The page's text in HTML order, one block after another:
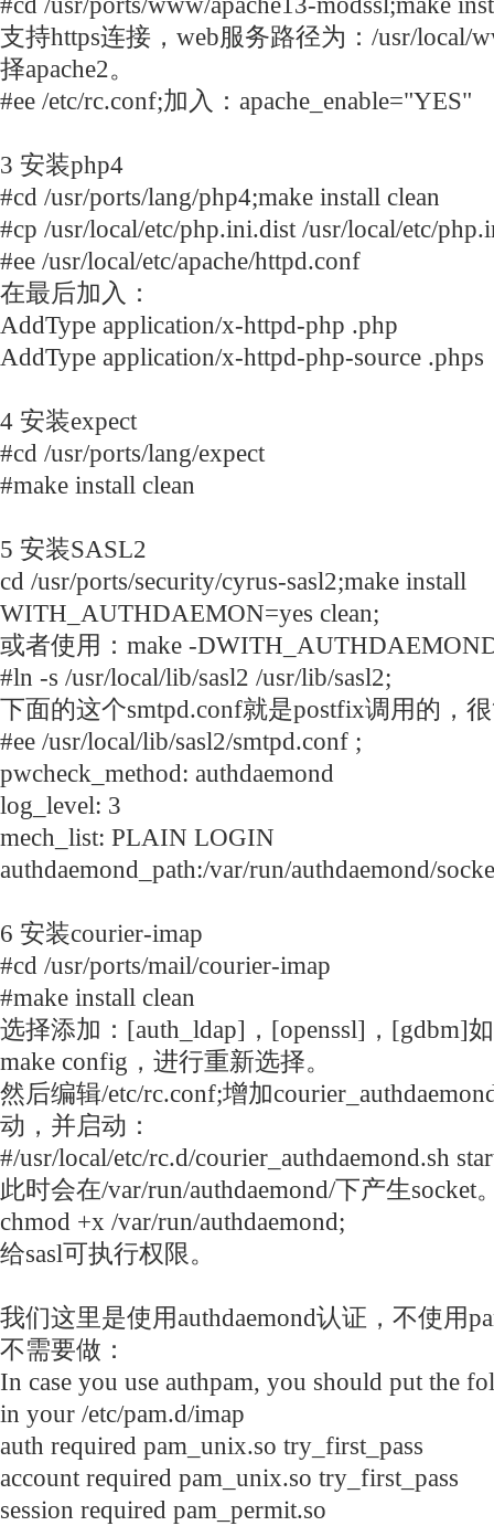
支持https连接，web服务路径为：/usr/local/
择apache2。
#ee /etc/rc.conf;加入：apache_enable="YES"
3 安装php4
#cd /usr/ports/lang/php4;make install clean
#cp /usr/local/etc/php.ini.dist /usr/local/etc/
#ee /usr/local/etc/apache/httpd.conf
在最后加入：
AddType application/x-httpd-php .php
AddType application/x-httpd-php-source .phps
4 安装expect
#cd /usr/ports/lang/expect
#make install clean
5 安装SASL2
cd /usr/ports/security/cyrus-sasl2;make install
WITH_AUTHDAEMON=yes clean;
或者使用：make -
#ln -s /usr/local/lib/sasl2 /usr/lib/sasl2;
下面的这个smtpd.conf就是postfix调用的，
#ee /usr/local/lib/sasl2/smtpd.conf ;
pwcheck_method: authdaemond
log_level: 3
mech_list: PLAIN LOGIN
authdaemond_path:/var/run/authdaemond/
6 安装courier-imap
#cd /usr/ports/mail/courier-imap
#make install clean
选择添加：[auth_ldap]，[openssl]，[gdbm]
make config，进行重新选择。
然后编辑/etc/rc.conf;增加
动，并启动：
#/usr/local/etc/rc.d/courier_authdaemond.sh
此时会在/var/run/authdaemond/下产生socket
chmod +x /var/run/authdaemond;
给sasl可执行权限。
我们这里是使用authdaemond认证，不使用
不需要做：
In case you use authpam, you should put the
in your /etc/pam.d/imap
auth required pam_unix.so try_first_pass
account required pam_unix.so try_first_pass
session required pam_permit.so